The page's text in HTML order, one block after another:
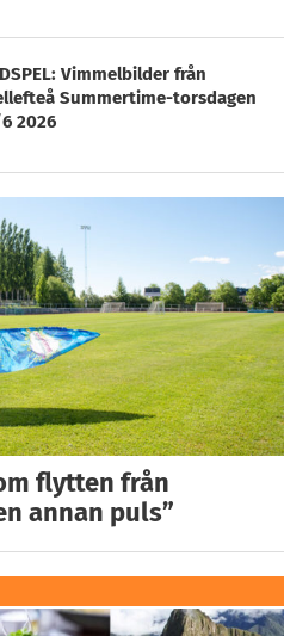
Vimmelbilder från
Summertime-torsdagen
2026
flytten från
annan puls”